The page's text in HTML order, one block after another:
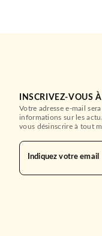
INSCRIVEZ-VOUS
Votre adresse e-mail
informations sur les
vous désinscrire à tout
Indiquez votre email